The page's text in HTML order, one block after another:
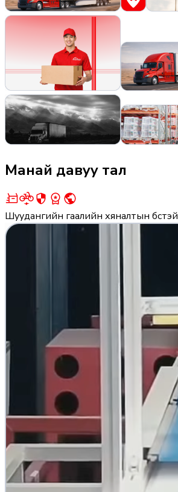
Манай давуу тал
Шуудангийн гаалийн хяналтын бүстэй